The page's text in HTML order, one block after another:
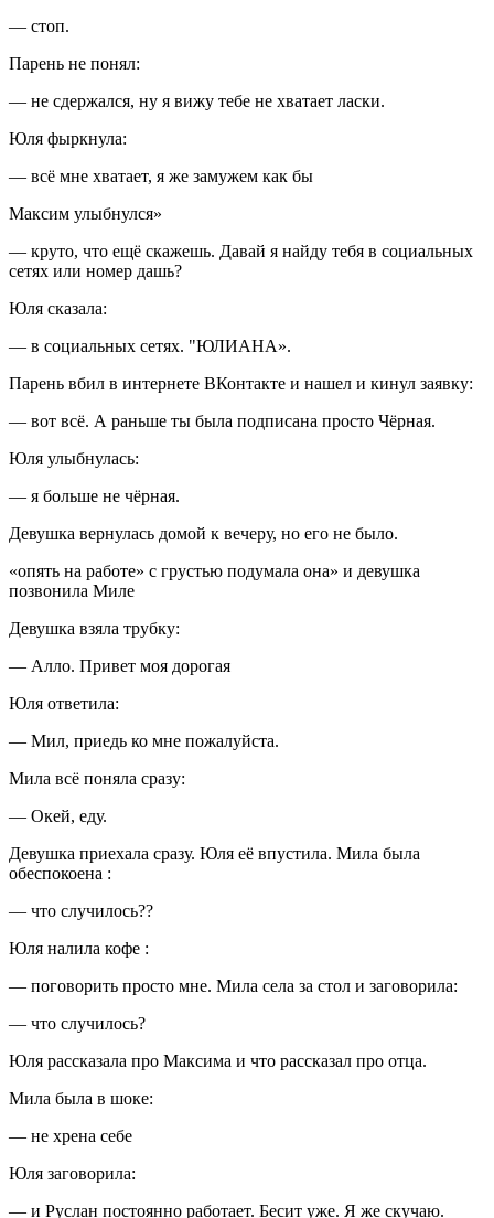
— стоп.
Парень не понял:
— не сдержался, ну я вижу тебе не хватает ласки.
Юля фыркнула:
— всё мне хватает, я же замужем как бы
Максим улыбнулся»
— круто, что ещё скажешь. Давай я найду тебя в социальных
сетях или номер дашь?
Юля сказала:
— в социальных сетях. "ЮЛИАНА».
Парень вбил в интернете ВКонтакте и нашел и кинул заявку:
— вот всё. А раньше ты была подписана просто Чёрная.
Юля улыбнулась:
— я больше не чёрная.
Девушка вернулась домой к вечеру, но его не было.
«опять на работе» с грустью подумала она» и девушка
позвонила Миле
Девушка взяла трубку:
— Алло. Привет моя дорогая
Юля ответила:
— Мил, приедь ко мне пожалуйста.
Мила всё поняла сразу:
— Окей, еду.
Девушка приехала сразу. Юля её впустила. Мила была
обеспокоена :
— что случилось??
Юля налила кофе :
— поговорить просто мне. Мила села за стол и заговорила:
— что случилось?
Юля рассказала про Максима и что рассказал про отца.
Мила была в шоке:
— не хрена себе
Юля заговорила:
— и Руслан постоянно работает. Бесит уже. Я же скучаю.